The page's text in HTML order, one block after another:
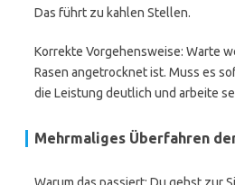
Das führt zu kahlen Stellen.
Korrekte Vorgehensweise: Warte
Rasen angetrocknet ist. Muss es
die Leistung deutlich und arbeite
Mehrmaliges Überfahren